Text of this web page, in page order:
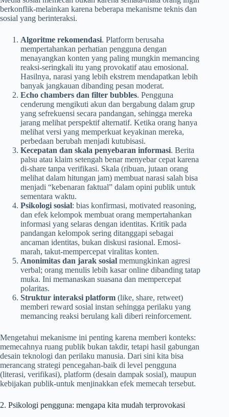
berkonflik-melainkan karena beberapa mekanisme teknis dan
sosial yang berinteraksi.
Algoritme rekomendasi. Platform berusaha
mempertahankan perhatian pengguna dengan
menayangkan konten yang paling mungkin memancing
reaksi-seringkali itu yang provokatif atau emosional.
Hasilnya, narasi yang lebih ekstrem mendapatkan lebih
banyak jangkauan dibanding pesan moderat.
Echo chambers dan filter bubbles. Pengguna
cenderung mengikuti akun dan bergabung dalam grup
yang sefrekuensi secara pandangan, sehingga mereka
jarang melihat perspektif alternatif. Ketika orang hanya
melihat versi yang memperkuat keyakinan mereka,
perbedaan berubah menjadi kutubisasi.
Kecepatan dan skala penyebaran informasi. Berita
palsu atau klaim setengah benar menyebar cepat karena
di-share tanpa verifikasi. Skala (ribuan, jutaan orang
melihat dalam hitungan jam) membuat narasi salah bisa
menjadi “kebenaran faktual” dalam opini publik untuk
sementara waktu.
Psikologi sosial: bias konfirmasi, motivated reasoning,
dan efek kelompok membuat orang mempertahankan
informasi yang selaras dengan identitas. Kritik pada
pandangan kelompok sering ditanggapi sebagai
ancaman identitas, bukan diskusi rasional. Emosi-
marah, takut-mempercepat viralitas konten.
Anonimitas dan jarak sosial memungkinkan agresi
verbal; orang menulis lebih kasar online dibanding tatap
muka. Ini memanaskan suasana dan mempercepat
polaritas.
Struktur interaksi platform (like, share, retweet)
memberi reward sosial instan sehingga perilaku yang
memancing reaksi berulang kali diberi reinforcement.
Mengetahui mekanisme ini penting karena memberi konteks:
memecahnya ruang publik bukan takdir, tetapi hasil gabungan
desain teknologi dan perilaku manusia. Dari sini kita bisa
merancang strategi pencegahan-baik di level pengguna
(literasi, verifikasi), platform (desain dampak sosial), maupun
kebijakan publik-untuk menjinakkan efek memecah tersebut.
2. Psikologi pengguna: mengapa kita mudah terprovokasi